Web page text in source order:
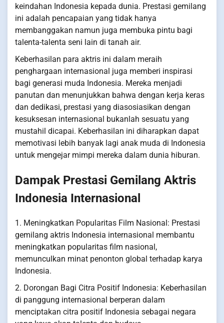
keindahan Indonesia kepada dunia. Prestasi gemilang
ini adalah pencapaian yang tidak hanya
membanggakan namun juga membuka pintu bagi
talenta-talenta seni lain di tanah air.
Keberhasilan para aktris ini dalam meraih
penghargaan internasional juga memberi inspirasi
bagi generasi muda Indonesia. Mereka menjadi
panutan dan menunjukkan bahwa dengan kerja keras
dan dedikasi, prestasi yang diasosiasikan dengan
kesuksesan internasional bukanlah sesuatu yang
mustahil dicapai. Keberhasilan ini diharapkan dapat
memotivasi lebih banyak lagi anak muda di Indonesia
untuk mengejar mimpi mereka dalam dunia hiburan.
Dampak Prestasi Gemilang Aktris
Indonesia Internasional
1. Meningkatkan Popularitas Film Nasional: Prestasi
gemilang aktris Indonesia internasional membantu
meningkatkan popularitas film nasional,
memunculkan minat penonton global terhadap karya
Indonesia.
2. Dorongan Bagi Citra Positif Indonesia: Keberhasilan
di panggung internasional berperan dalam
menciptakan citra positif Indonesia sebagai negara